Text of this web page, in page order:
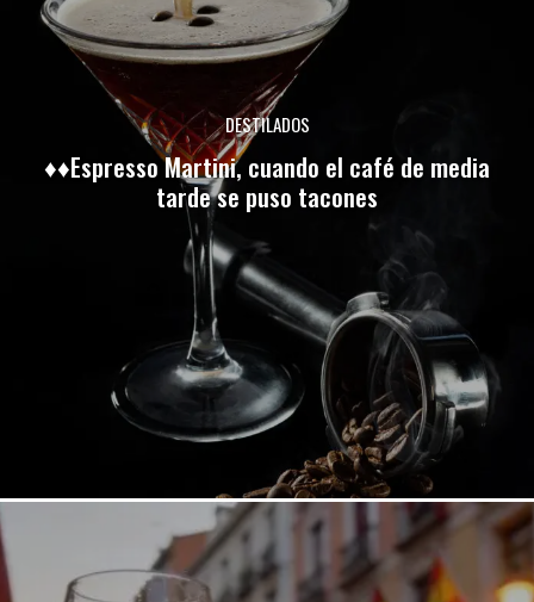
DESTILADOS
♦♦Espresso Martini, cuando el café de media
tarde se puso tacones